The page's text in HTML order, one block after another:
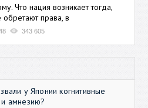
Что нация возникает тогда,
права, в
343 605
у Японии когнитивные
амнезию?